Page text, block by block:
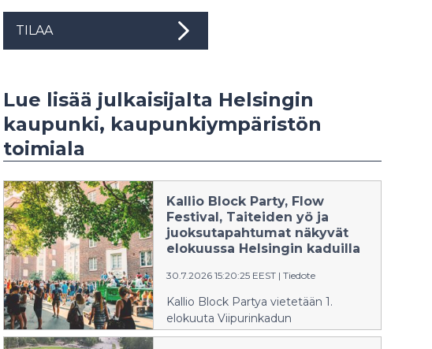
TILAA
Lue lisää julkaisijalta Helsingin
kaupunki, kaupunkiympäristön
toimiala
Kallio Block Party, Flow
Festival, Taiteiden yö ja
juoksutapahtumat näkyvät
elokuussa Helsingin kaduilla
30.7.2026 15:20:25 EEST | Tiedote
Kallio Block Partya vietetään 1.
elokuuta Viipurinkadun
ympäristössä.